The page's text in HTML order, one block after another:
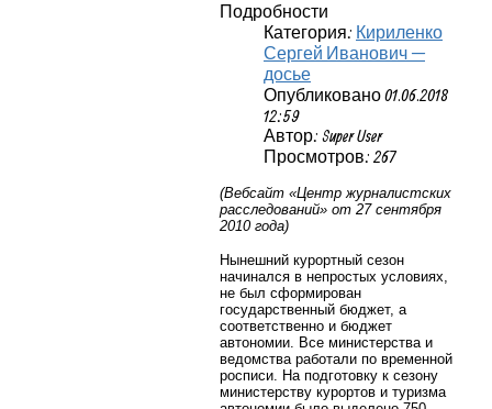
Подробности
Категория: Кириленко
Сергей Иванович —
досье
Опубликовано 01.06.2018
12:59
Автор: Super User
Просмотров: 267
(Вебсайт «Центр журналистских
расследований» от 27 сентября
2010 года)
Нынешний курортный сезон
начинался в непростых условиях,
не был сформирован
государственный бюджет, а
соответственно и бюджет
автономии. Все министерства и
ведомства работали по временной
росписи. На подготовку к сезону
министерству курортов и туризма